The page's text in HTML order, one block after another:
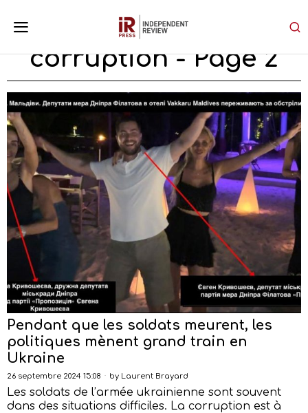
corruption- Page 2
Pendant que les soldats meurent, les
politiques mènent grand train en
Ukraine
26 septembre 2024 15:08 by Laurent Brayard
Les soldats de l’armée ukrainienne sont souvent
dans des situations difficiles. La corruption est à